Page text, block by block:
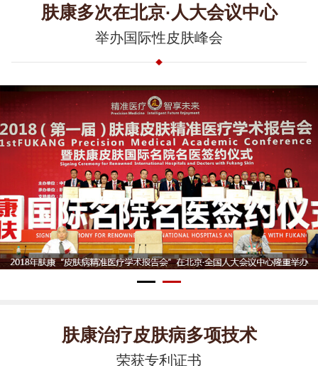
肤康多次在北京·人大会议中心
举办国际性皮肤峰会
肤康治疗皮肤病多项技术
荣获专利证书